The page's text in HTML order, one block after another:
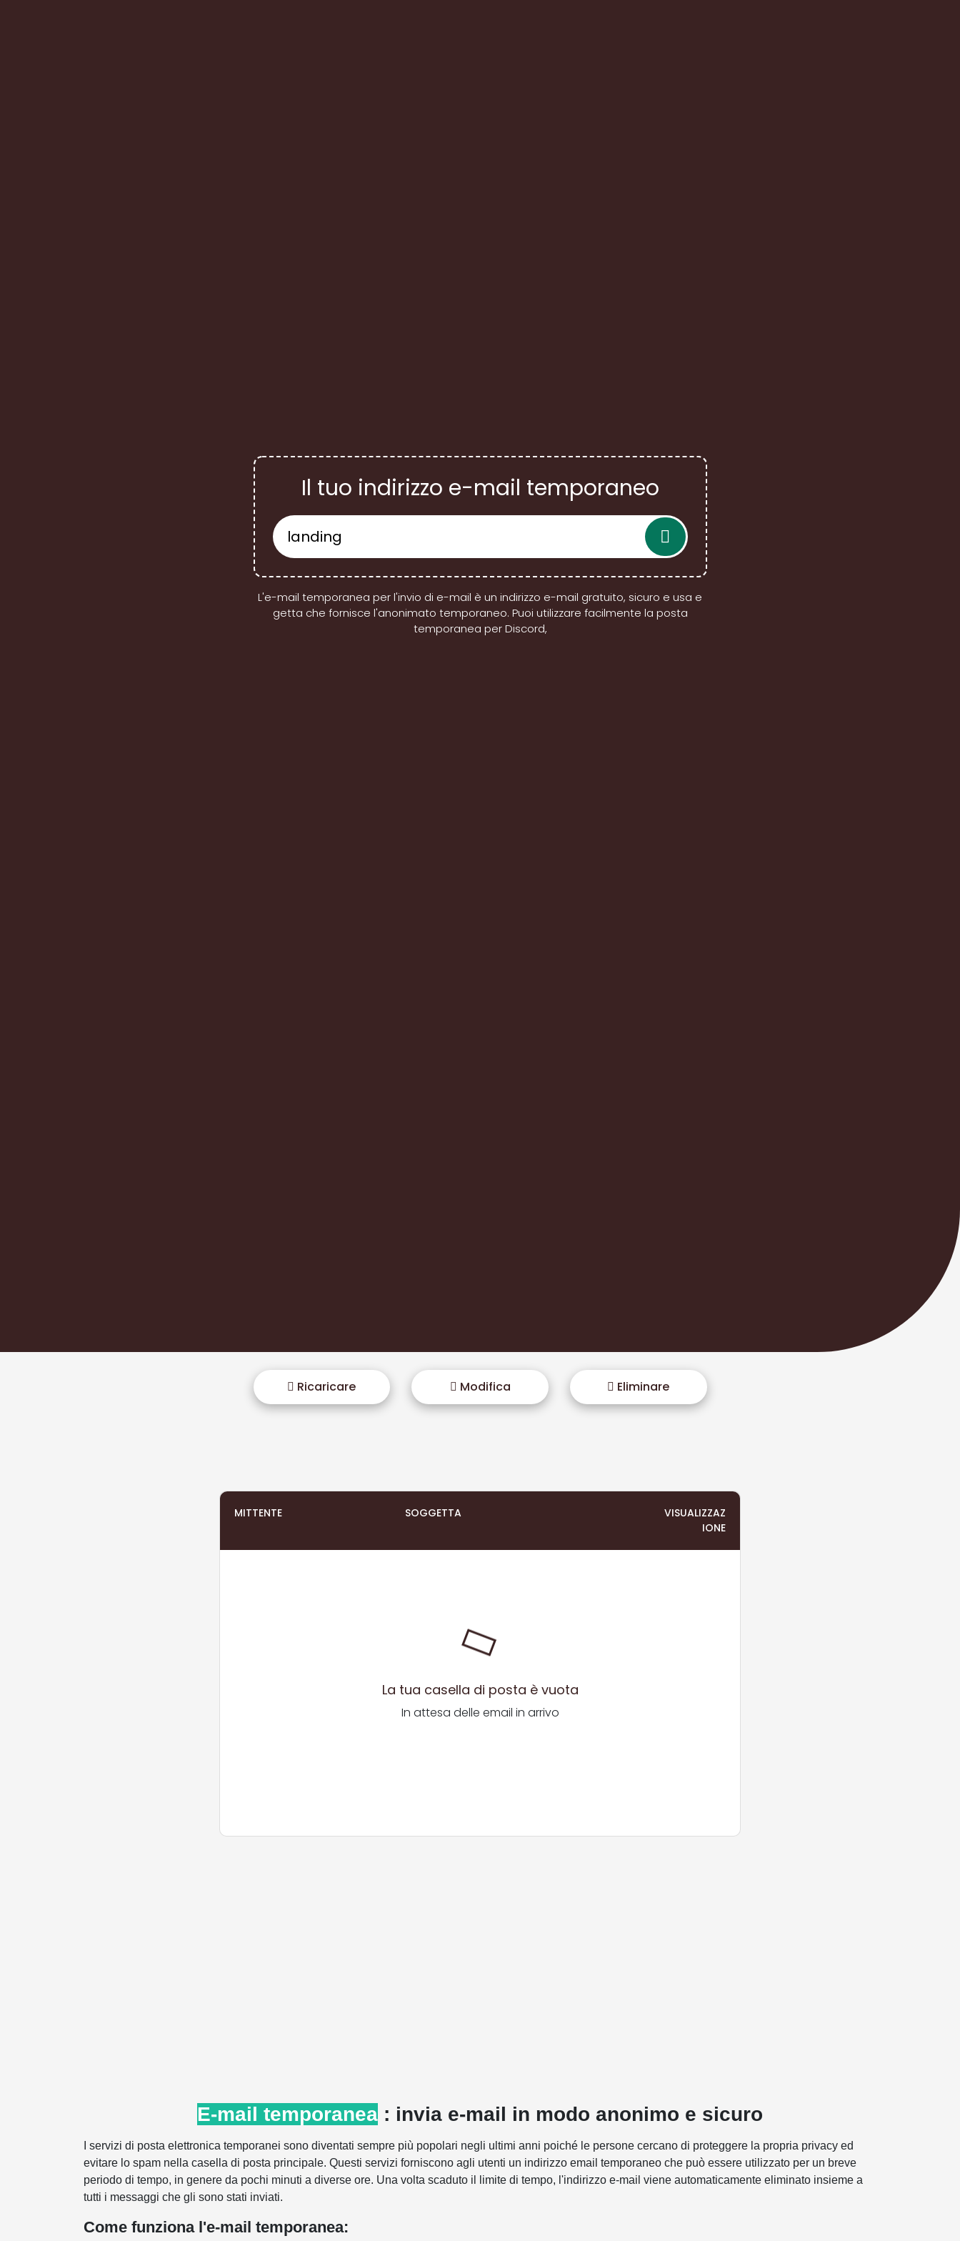
Il tuo indirizzo e-mail temporaneo
L'e-mail temporanea per l'invio di e-mail è un indirizzo e-mail gratuito, sicuro e usa e
getta che fornisce l'anonimato temporaneo. Puoi utilizzare facilmente la posta
temporanea per Discord,
Ricaricare Modifica Eliminare
MITTENTE SOGGETTA
VISUALIZZAZ
IONE
La tua casella di posta è vuota
In attesa delle email in arrivo
E-mail temporanea : invia e-mail in modo anonimo e sicuro
I servizi di posta elettronica temporanei sono diventati sempre più popolari negli ultimi anni poiché le persone cercano di proteggere la propria privacy ed
evitare lo spam nella casella di posta principale. Questi servizi forniscono agli utenti un indirizzo email temporaneo che può essere utilizzato per un breve
periodo di tempo, in genere da pochi minuti a diverse ore. Una volta scaduto il limite di tempo, l'indirizzo e-mail viene automaticamente eliminato insieme a
tutti i messaggi che gli sono stati inviati.
Come funziona l'e-mail temporanea: